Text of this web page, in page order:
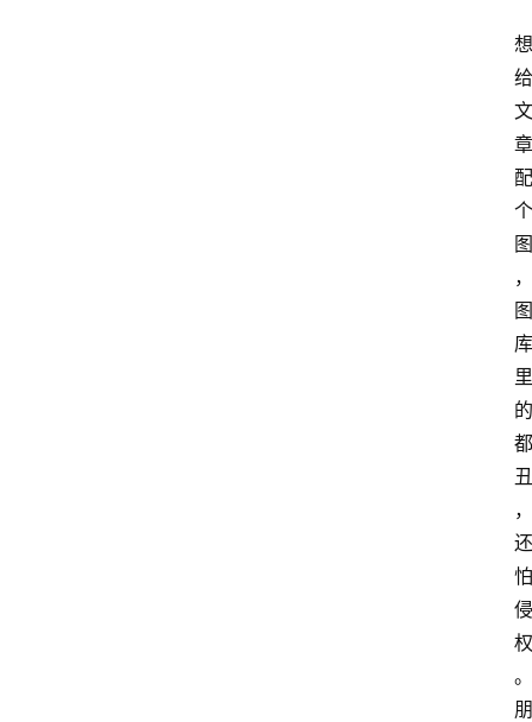
想
给
文
章
配
个
图
，
图
库
里
的
都
丑
，
还
怕
侵
权
。
朋